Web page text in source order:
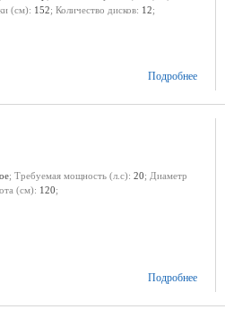
(см): 152; Количество дисков: 12;
Подробнее
; Требуемая мощность (л.с): 20; Диаметр
(см): 120;
Подробнее